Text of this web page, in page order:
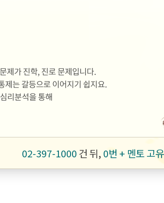
02-397-1000 건 뒤, 0번 + 멘토 고